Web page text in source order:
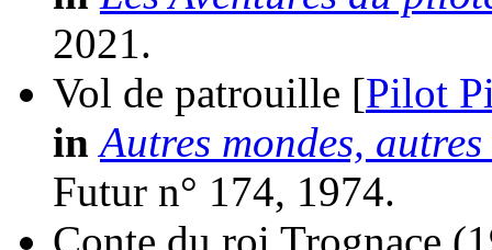
2021.
Vol de patrouille [Pilot
in Autres mondes, autres
Futur n° 174, 1974.